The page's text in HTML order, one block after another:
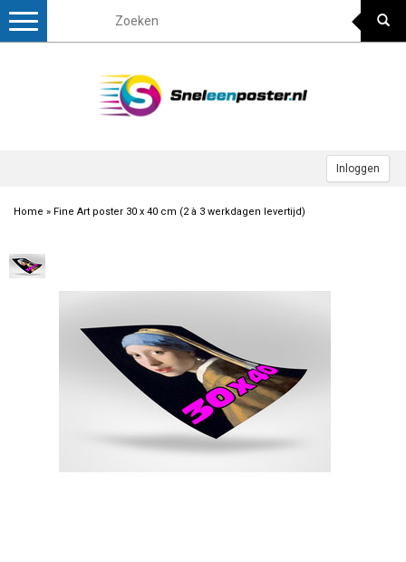
Inloggen
Toggle
Home » Fine Art poster 30 x 40 cm (2 à 3 werkdagen levertijd)